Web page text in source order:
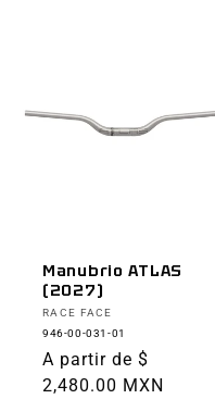
Manubrio ATLAS
(2027)
Proveedor:
RACE FACE
946-00-031-01
Precio
habitual
A partir de $
2,480.00 MXN